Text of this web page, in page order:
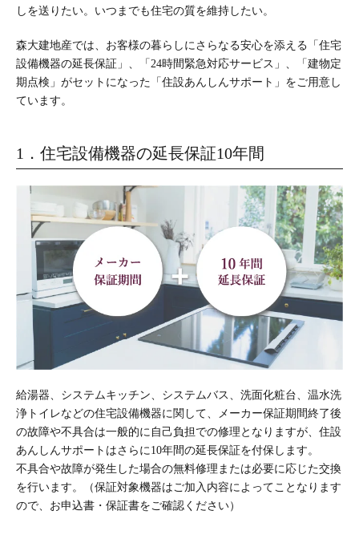
しを送りたい。いつまでも住宅の質を維持したい。
森大建地産では、お客様の暮らしにさらなる安心を添える「住宅
設備機器の延長保証」、「24時間緊急対応サービス」、「建物定
期点検」がセットになった「住設あんしんサポート」をご用意し
ています。
1．住宅設備機器の延長保証10年間
給湯器、システムキッチン、システムバス、洗面化粧台、温水洗
浄トイレなどの住宅設備機器に関して、メーカー保証期間終了後
の故障や不具合は一般的に自己負担での修理となりますが、住設
あんしんサポートはさらに10年間の延長保証を付保します。
不具合や故障が発生した場合の無料修理または必要に応じた交換
を行います。（保証対象機器はご加入内容によってことなります
ので、お申込書・保証書をご確認ください）